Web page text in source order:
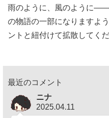
雨のように、風のように
の物語の一部になりますよ
ントと紐付けて拡散してく
最近のコメント
ニナ
2025.04.11